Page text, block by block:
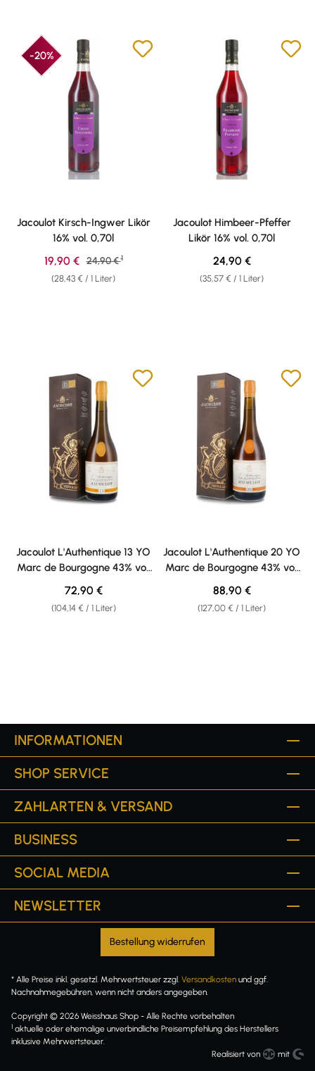
-20%
Jacoulot Kirsch-Ingwer Likör
16% vol. 0,70l
(28,43 € / 1 Liter)
Verkaufspreis:
19,90 € Regulärer Preis:
24,90 € 1
Jacoulot Himbeer-Pfeffer
Likör 16% vol. 0,70l
(35,57 € / 1 Liter)
Regulärer Preis:
24,90 €
Jacoulot L'Authentique 13 YO
Marc de Bourgogne 43% vol.
0,70l
(104,14 € / 1 Liter)
Regulärer Preis:
72,90 €
Jacoulot L'Authentique 20 YO
Marc de Bourgogne 43% vol.
0,70l
(127,00 € / 1 Liter)
Regulärer Preis:
88,90 €
INFORMATIONEN
SHOP SERVICE
ZAHLARTEN & VERSAND
BUSINESS
SOCIAL MEDIA
NEWSLETTER
Bestellung widerrufen
* Alle Preise inkl. gesetzl. Mehrwertsteuer zzgl. Versandkosten und ggf.
Nachnahmegebühren, wenn nicht anders angegeben.
Copyright © 2026 Weisshaus Shop - Alle Rechte vorbehalten
1 aktuelle oder ehemalige unverbindliche Preisempfehlung des Herstellers
inklusive Mehrwertsteuer.
Realisiert von
mit